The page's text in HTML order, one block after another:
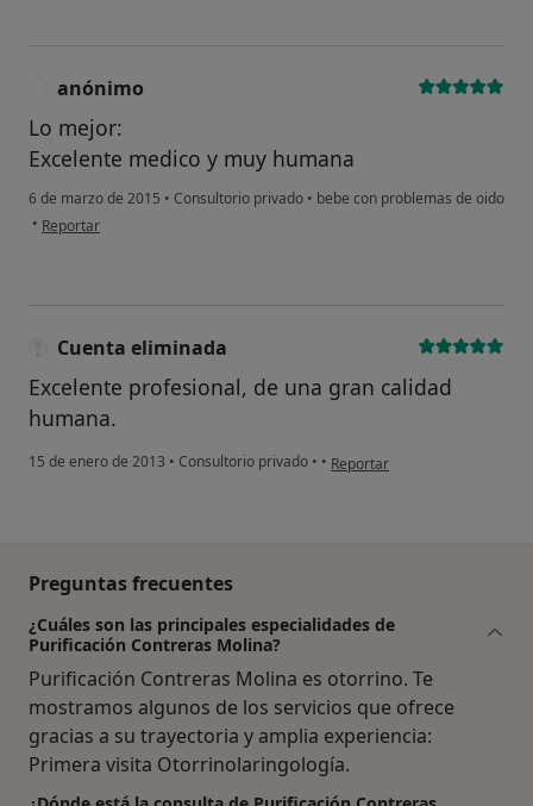
anónimo
Lo mejor:
Excelente medico y muy humana
6 de marzo de 2015 • Consultorio privado • bebe con problemas de oido
• en opinión del usuario anónimo
Reportar
Cuenta eliminada
Excelente profesional, de una gran calidad
humana.
15 de enero de 2013 • Consultorio privado • • en opinión del usuario
Reportar
Preguntas frecuentes
¿Cuáles son las principales especialidades de
Purificación Contreras Molina?
Purificación Contreras Molina es otorrino. Te
mostramos algunos de los servicios que ofrece
gracias a su trayectoria y amplia experiencia:
Primera visita Otorrinolaringología.